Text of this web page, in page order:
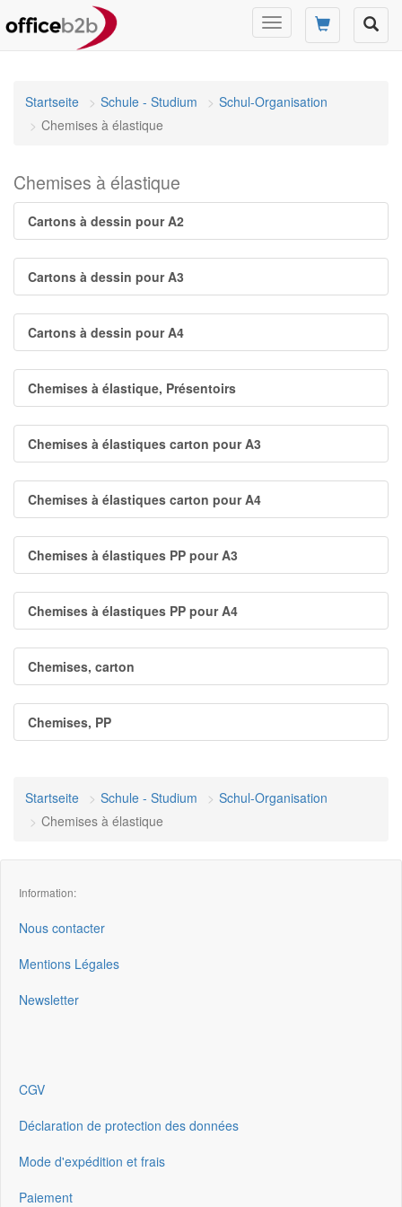
Changer
mode
Startseite
Schule - Studium
Schul-Organisation
Chemises à élastique
Chemises à élastique
Cartons à dessin pour A2
Cartons à dessin pour A3
Cartons à dessin pour A4
Chemises à élastique, Présentoirs
Chemises à élastiques carton pour A3
Chemises à élastiques carton pour A4
Chemises à élastiques PP pour A3
Chemises à élastiques PP pour A4
Chemises, carton
Chemises, PP
Startseite Schule - Studium
Schul-Organisation
Chemises à élastique
Information:
Nous contacter
Mentions Légales
Newsletter
CGV
Déclaration de protection des données
Mode d'expédition et frais
Paiement